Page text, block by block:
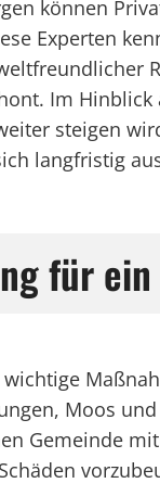
können
Experten
Im
steigen
langfristig
für
Moos
Gemeinde